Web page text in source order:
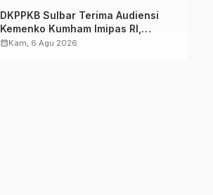
DKPPKB Sulbar Terima Audiensi
Kemenko Kumham Imipas RI,
Perkuat Pelayanan Kesehatan bagi
calendar_monthKam, 6 Agu 2026